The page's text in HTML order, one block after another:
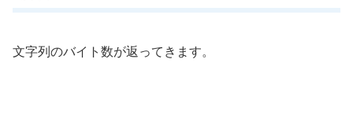
文字列のバイト数が返ってきます。